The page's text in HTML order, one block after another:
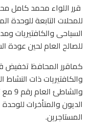
قرر اللواء محمد كامل
للمحلات التابعة للوحدة
السياحى والكافتيريات
للصالح العام لحين عودة
والكافتيريات ذات النشاط
الديون والمتأخرات
المستاجرين.